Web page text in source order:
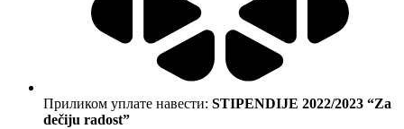
Приликом уплате навести: STIPENDIJE 2022/2023 “Za
dečiju radost”